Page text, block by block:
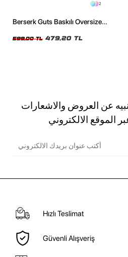
2
Berserk Guts Baskılı Oversize
599,00 TL 479,20 TL
عن العروض والاشعارات
الموقع الالكتروني
Hızlı Teslimat
Güvenli Alışveriş